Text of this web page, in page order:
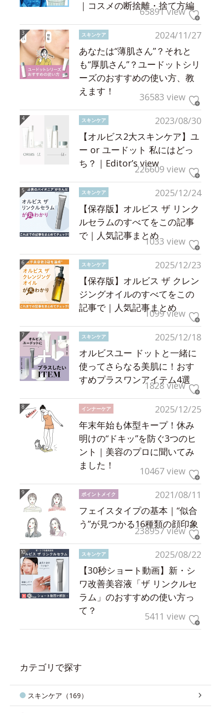
｜コスメの断捨離・捨て方編
65891 view
2024/11/27
スキンケア
あなたは“薄肌さん”？それと
も“厚肌さん”？ユードットシリ
ーズのおすすめの使い方、教
えます！
36583 view
2023/08/30
スキンケア
【オルビス2大スキンケア】ユ
ー or ユードット 私にはどっ
ち？｜Editor’s view226609 view
2025/12/24
スキンケア
【保存版】オルビス ザ リンク
ルセラムのすべてをこの記事
で｜人気記事まとめ1033 view
2025/12/23
スキンケア
【保存版】オルビス ザ クレン
ジングオイルのすべてをこの
記事で｜人気記事まとめ
1099 view
2025/12/18
スキンケア
オルビスユー ドットと一緒に
使ってさらなる美肌に！おす
すめプラスワンアイテム4選
1828 view
2025/12/25
インナーケア
年末年始も体型キープ！休み
明けの“ドキッ”を防ぐ3つのヒ
ント｜美容のプロに聞いてみ
ました！
10467 view
2021/08/11
ポイントメイク
フェイスタイプの基本｜“似合
う”が見つかる16種類の顔印象
238957 view
2025/08/22
スキンケア
【30秒ショート動画】新・シ
ワ改善美容液「ザ リンクルセ
ラム」のおすすめの使い方っ
て？
5411 view
カテゴリで探す
スキンケア（169）